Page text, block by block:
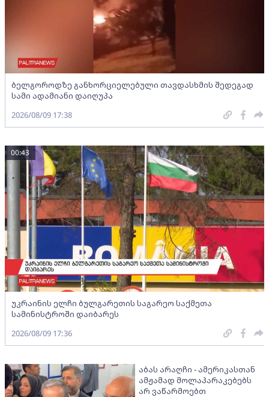
ბელგოროდზე განხორციელებული თავდასხმის შედეგად
სამი ადამიანი დაიღუპა
2026/08/09 17:38
უკრაინის ელჩი ბულგარეთის საგარეო საქმეთა
სამინისტროში დაიბარეს
00:43
2026/08/09 17:36
აბას არაღჩი - ამერიკასთან
ამჟამად მოლაპარაკებებს
არ ვაწარმოებთ